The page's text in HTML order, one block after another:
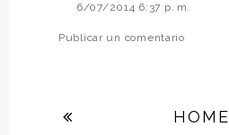
6/07/2014 6:37 p. m.
Publicar un comentario
HOME